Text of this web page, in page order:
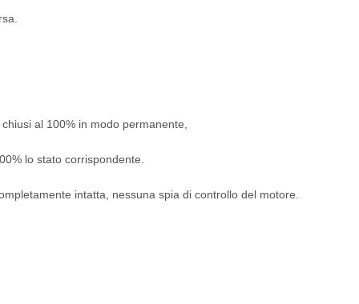
al 100% in modo permanente,
lo stato corrispondente.
intatta, nessuna spia di controllo del motore.